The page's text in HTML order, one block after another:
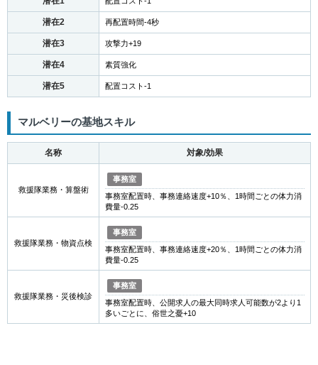
潜在2 再配置時間-4秒
潜在3 攻撃力+19
潜在4 素質強化
潜在5 配置コスト-1
マルベリーの基地スキル
名称 対象/効果
救援隊業務・算盤術
事務室
事務室配置時、事務連絡速度+10％、1時間ごとの体力消
費量-0.25
救援隊業務・物資点検
事務室
事務室配置時、事務連絡速度+20％、1時間ごとの体力消
費量-0.25
救援隊業務・災後検診
事務室
事務室配置時、公開求人の最大同時求人可能数が2より1
多いごとに、俗世之憂+10